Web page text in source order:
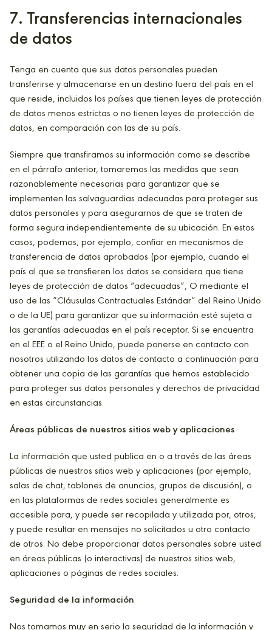
7. Transferencias internacionales
de datos
Tenga en cuenta que sus datos personales pueden
transferirse y almacenarse en un destino fuera del país en el
que reside, incluidos los países que tienen leyes de protección
de datos menos estrictas o no tienen leyes de protección de
datos, en comparación con las de su país.
Siempre que transfiramos su información como se describe
en el párrafo anterior, tomaremos las medidas que sean
razonablemente necesarias para garantizar que se
implementen las salvaguardias adecuadas para proteger sus
datos personales y para asegurarnos de que se traten de
forma segura independientemente de su ubicación. En estos
casos, podemos, por ejemplo, confiar en mecanismos de
transferencia de datos aprobados (por ejemplo, cuando el
país al que se transfieren los datos se considera que tiene
leyes de protección de datos “adecuadas”, O mediante el
uso de las “Cláusulas Contractuales Estándar” del Reino Unido
o de la UE) para garantizar que su información esté sujeta a
las garantías adecuadas en el país receptor. Si se encuentra
en el EEE o el Reino Unido, puede ponerse en contacto con
nosotros utilizando los datos de contacto a continuación para
obtener una copia de las garantías que hemos establecido
para proteger sus datos personales y derechos de privacidad
en estas circunstancias.
Áreas públicas de nuestros sitios web y aplicaciones
La información que usted publica en o a través de las áreas
públicas de nuestros sitios web y aplicaciones (por ejemplo,
salas de chat, tablones de anuncios, grupos de discusión), o
en las plataformas de redes sociales generalmente es
accesible para, y puede ser recopilada y utilizada por, otros,
y puede resultar en mensajes no solicitados u otro contacto
de otros. No debe proporcionar datos personales sobre usted
en áreas públicas (o interactivas) de nuestros sitios web,
aplicaciones o páginas de redes sociales.
Seguridad de la información
Nos tomamos muy en serio la seguridad de la información y